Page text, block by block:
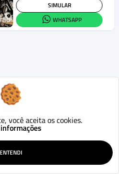
SIMULAR
WHATSAPP
você aceita os cookies.
ENTENDI